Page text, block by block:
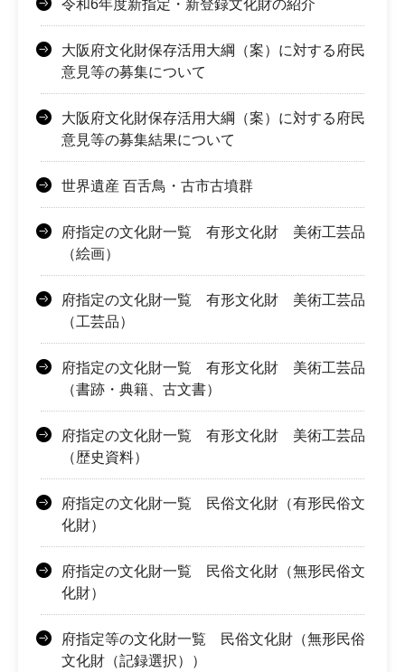
令和6年度新指定・新登録文化財の紹介
大阪府文化財保存活用大綱（案）に対する府民
意見等の募集について
大阪府文化財保存活用大綱（案）に対する府民
意見等の募集結果について
世界遺産 百舌鳥・古市古墳群
府指定の文化財一覧 有形文化財 美術工芸品
（絵画）
府指定の文化財一覧 有形文化財 美術工芸品
（工芸品）
府指定の文化財一覧 有形文化財 美術工芸品
（書跡・典籍、古文書）
府指定の文化財一覧 有形文化財 美術工芸品
（歴史資料）
府指定の文化財一覧 民俗文化財（有形民俗文
化財）
府指定の文化財一覧 民俗文化財（無形民俗文
化財）
府指定等の文化財一覧 民俗文化財（無形民俗
文化財（記録選択））